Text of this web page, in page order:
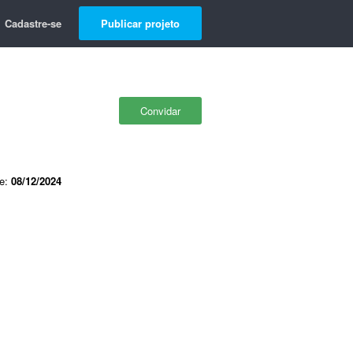
Cadastre-se Publicar projeto
Convidar
08/12/2024